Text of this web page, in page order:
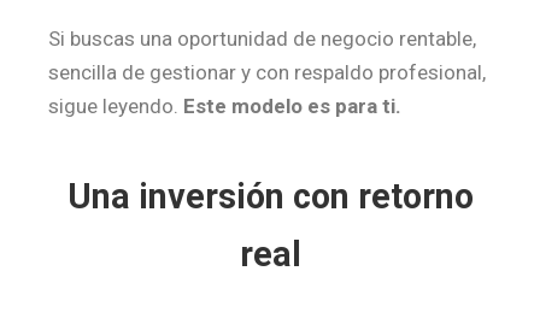
Si buscas una oportunidad de negocio rentable,
sencilla de gestionar y con respaldo profesional,
sigue leyendo. Este modelo es para ti.
Una inversión con retorno
real